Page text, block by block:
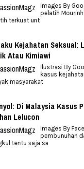
Images By
pelatih
terkuat unt
Kejahatan Seksual:
Atau Kimiawi
Ilustrasi By
kasus
masyarakat
Di Malaysia Kasus
Lelucon
Images By
pembunuhan
tentu saja sa